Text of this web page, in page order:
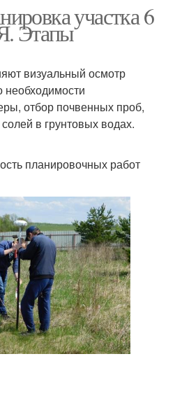
участка 6
Этапы
визуальный осмотр
необходимости
отбор почвенных проб,
в грунтовых водах.
планировочных работ